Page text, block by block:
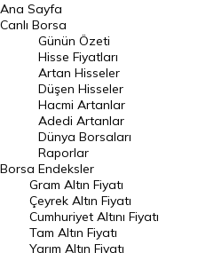
BIST 100 Hisseleri
En Çok Artan Hisseler
En Çok Düşen Hisseler
Hacmi Artanlar
Geçmiş Kapanışlar
Dünya Borsaları
Raporlar
Endeksler
Ana Sayfa
Canlı Borsa
Borsa
Günün Özeti
Hisse Fiyatları
Artan Hisseler
Düşen Hisseler
Hacmi Artanlar
Adedi Artanlar
Dünya Borsaları
Raporlar
Endeksler
Gram Altın Fiyatı
Çeyrek Altın Fiyatı
Cumhuriyet Altını Fiyatı
Tam Altın Fiyatı
Yarım Altın Fiyatı